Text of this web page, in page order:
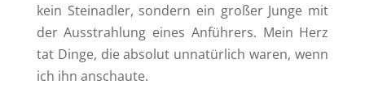
kein Steinadler, sondern ein großer Junge mit
der Ausstrahlung eines Anführers. Mein Herz
tat Dinge, die absolut unnatürlich waren, wenn
ich ihn anschaute.